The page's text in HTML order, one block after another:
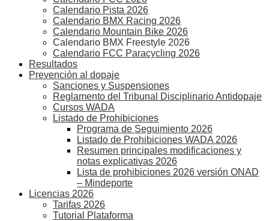
Calendario Pista 2026
Calendario BMX Racing 2026
Calendario Mountain Bike 2026
Calendario BMX Freestyle 2026
Calendario FCC Paracycling 2026
Resultados
Prevención al dopaje
Sanciones y Suspensiones
Reglamento del Tribunal Disciplinario Antidopaje
Cursos WADA
Listado de Prohibiciones
Programa de Seguimiento 2026
Listado de Prohibiciones WADA 2026
Resumen principales modificaciones y
notas explicativas 2026
Lista de prohibiciones 2026 versión ONAD
– Mindeporte
Licencias 2026
Tarifas 2026
Tutorial Plataforma